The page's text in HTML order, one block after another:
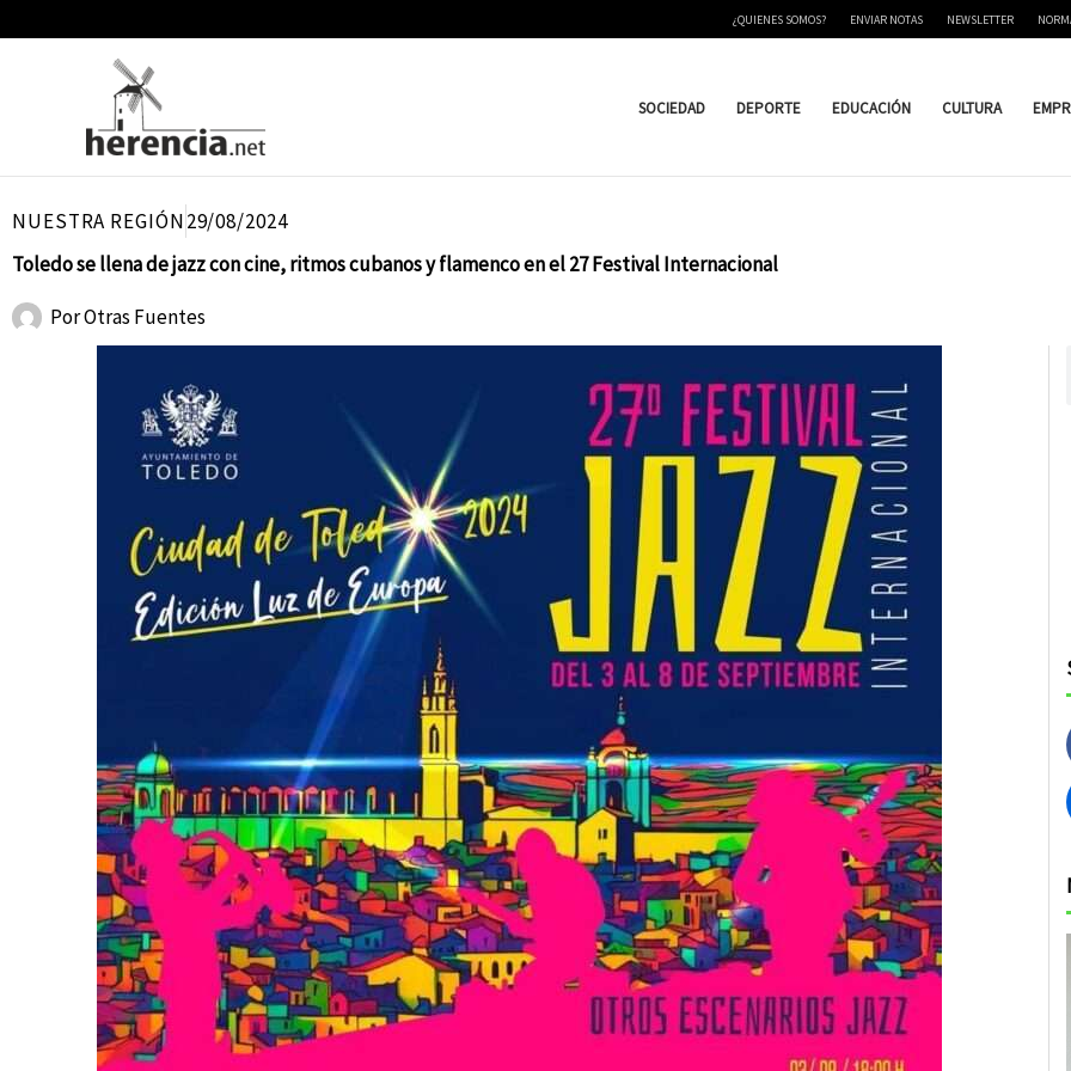
¿QUIENES SOMOS? ENVIAR NOTAS NEWSLETTER
SOCIEDAD DEPORTE EDUCACIÓN CULTURA
NUESTRA REGIÓN29/08/2024
Toledo se llena de jazz con cine, ritmos cubanos y flamenco en el 27 Festival Internacional
PorOtras Fuentes